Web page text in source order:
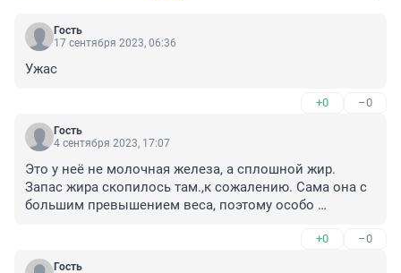
Гость
17 сентября 2023, 06:36
Ужас
+0 –0
Гость
4 сентября 2023, 17:07
Это у неё не молочная железа, а сплошной жир.
Запас жира скопилось там.,к сожалению. Сама она с
большим превышением веса, поэтому особо
маленькие начнутся лет через десять. Здоровья вам.
+0 –0
Гость